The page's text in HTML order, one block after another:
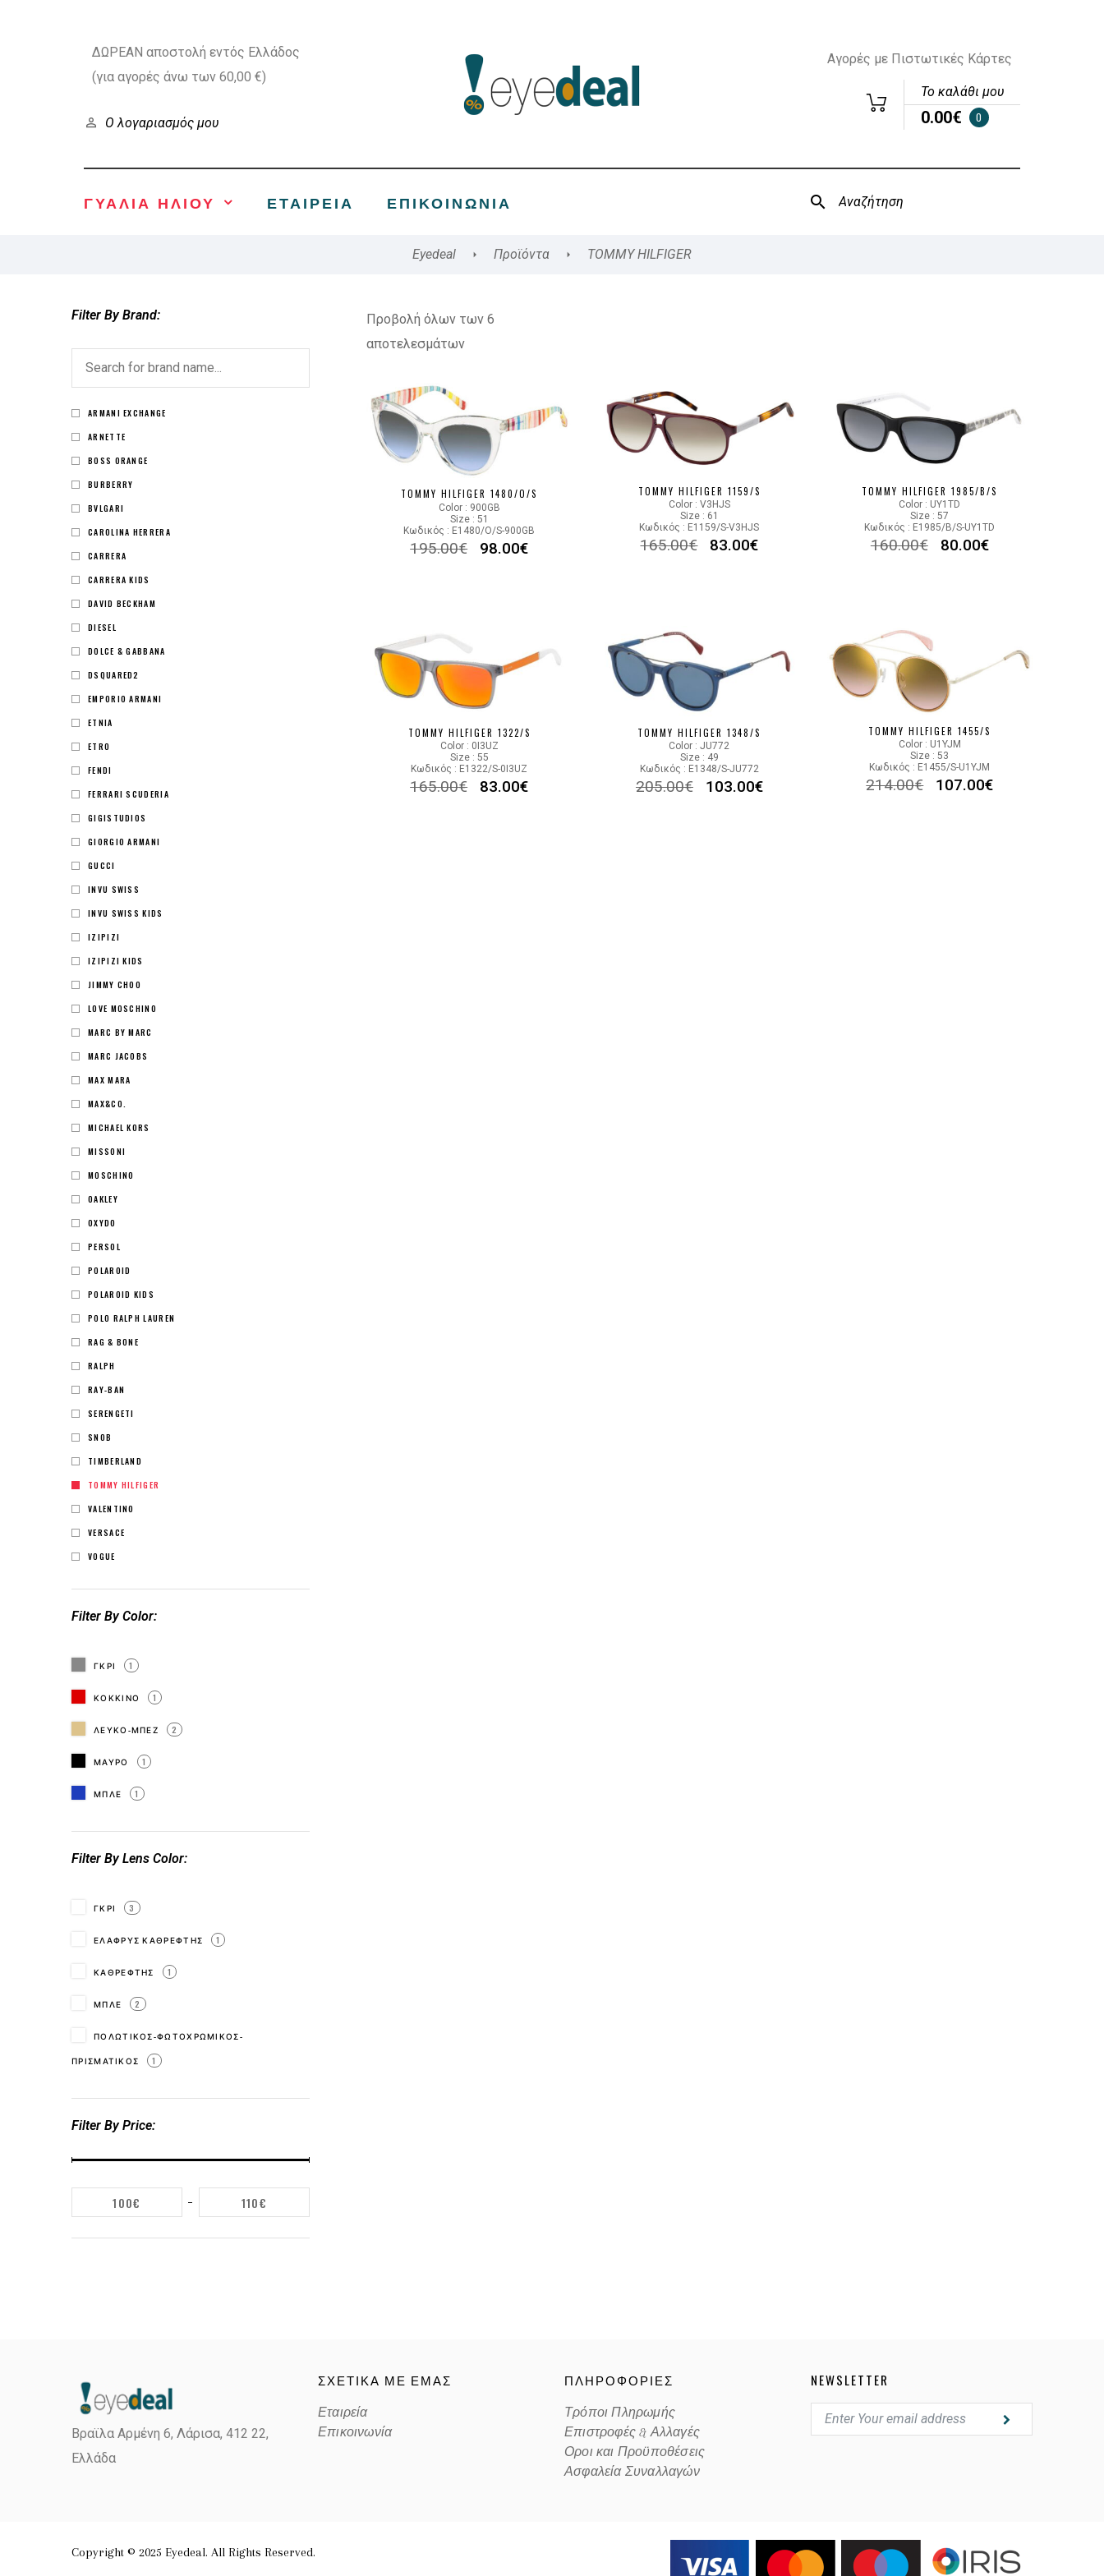
ΔΩΡΕΑΝ αποστολή εντός Ελλάδος
(για αγορές άνω των 60,00 €)
Ο λογαριασμός μου
Αγορές με Πιστωτικές Κάρτες
Το καλάθι μου
0.00€ 0
ΓΥΑΛΙΑ ΗΛΙΟΥ ΕΤΑΙΡΕΊΑ ΕΠΙΚΟΙΝΩΝΊΑ
Eyedeal Προϊόντα TOMMY HILFIGER
Προβολή όλων των 6
αποτελεσμάτων
TOMMY HILFIGER 1480/O/S
Color : 900GB
Size : 51
Κωδικός : E1480/O/S-900GB
195.00€ 98.00€
TOMMY HILFIGER 1159/S
Color : V3HJS
Size : 61
Κωδικός : E1159/S-V3HJS
165.00€ 83.00€
TOMMY HILFIGER 1985/B/S
Color : UY1TD
Size : 57
Κωδικός : E1985/B/S-UY1TD
160.00€ 80.00€
TOMMY HILFIGER 1322/S
Color : 0I3UZ
Size : 55
Κωδικός : E1322/S-0I3UZ
165.00€ 83.00€
TOMMY HILFIGER 1348/S
Color : JU772
Size : 49
Κωδικός : E1348/S-JU772
205.00€ 103.00€
TOMMY HILFIGER 1455/S
Color : U1YJM
Size : 53
Κωδικός : E1455/S-U1YJM
214.00€ 107.00€
Filter By Brand
ARMANI EXCHANGE
ARNETTE
BOSS ORANGE
BURBERRY
BVLGARI
CAROLINA HERRERA
CARRERA
CARRERA KIDS
DAVID BECKHAM
DIESEL
DOLCE & GABBANA
DSQUARED2
EMPORIO ARMANI
ETNIA
ETRO
FENDI
FERRARI SCUDERIA
GIGISTUDIOS
GIORGIO ARMANI
GUCCI
INVU SWISS
INVU SWISS KIDS
IZIPIZI
IZIPIZI KIDS
JIMMY CHOO
LOVE MOSCHINO
MARC BY MARC
MARC JACOBS
MAX MARA
MAX&CO.
MICHAEL KORS
MISSONI
MOSCHINO
OAKLEY
OXYDO
PERSOL
POLAROID
POLAROID KIDS
POLO RALPH LAUREN
RAG & BONE
RALPH
RAY-BAN
SERENGETI
SNOB
TIMBERLAND
TOMMY HILFIGER
VALENTINO
VERSACE
VOGUE
Filter By Color
ΓΚΡΙ 1
ΚΟΚΚΙΝΟ 1
ΛΕΥΚΟ-ΜΠΕΖ 2
ΜΑΥΡΟ 1
ΜΠΛΕ 1
Filter By Lens Color
ΓΚΡΙ 3
ΕΛΑΦΡΥΣ ΚΑΘΡΕΦΤΗΣ 1
ΚΑΘΡΕΦΤΗΣ 1
ΜΠΛΕ 2
ΠΟΛΩΤΙΚΟΣ-ΦΩΤΟΧΡΩΜΙΚΟΣ-
ΠΡΙΣΜΑΤΙΚΟΣ
1
Filter By Price
100€ 110€
Βραϊλα Αρμένη 6, Λάρισα, 412 22,
Ελλάδα
ΣΧΕΤΙΚΑ ΜΕ ΕΜΑΣ
Εταιρεία
Επικοινωνία
ΠΛΗΡΟΦΟΡΙΕΣ
Τρόποι Πληρωμής
Επιστροφές & Αλλαγές
Οροι και Προϋποθέσεις
Ασφαλεία Συναλλαγών
NEWSLETTER
Copyright © 2025 Eyedeal. All Rights Reserved.